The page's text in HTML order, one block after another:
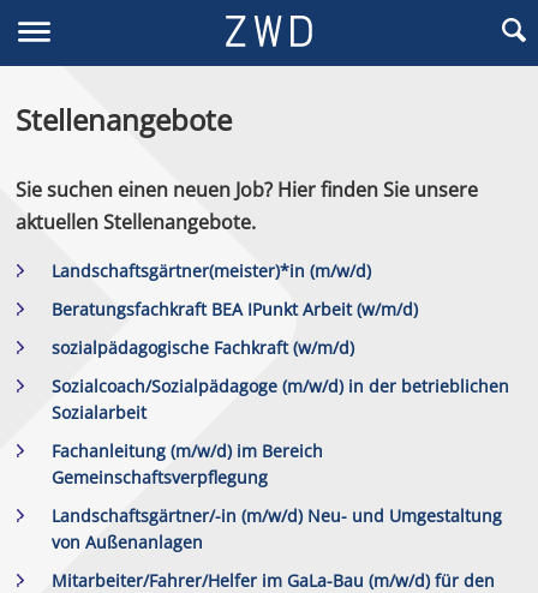
Stellenangebote
Sie suchen einen neuen Job? Hier finden Sie unsere
aktuellen Stellenangebote.
Landschaftsgärtner(meister)*in (m/w/d)
Beratungsfachkraft BEA IPunkt Arbeit (w/m/d)
sozialpädagogische Fachkraft (w/m/d)
Sozialcoach/Sozialpädagoge (m/w/d) in der betrieblichen
Sozialarbeit
Fachanleitung (m/w/d) im Bereich
Gemeinschaftsverpflegung
Landschaftsgärtner/-in (m/w/d) Neu- und Umgestaltung
von Außenanlagen
Mitarbeiter/Fahrer/Helfer im GaLa-Bau (m/w/d) für den